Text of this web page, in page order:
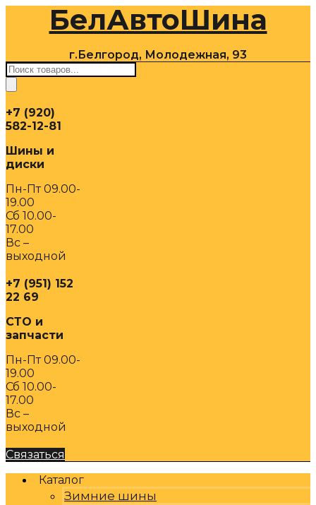
содержимомуБелАвтоШина
г.Белгород, Молодежная, 93
Поиск
товаров
+7 (920)
582-12-81
Шины и
диски
Пн-Пт 09.00-
19.00
Сб 10.00-
17.00
Вс –
выходной
+7 (951) 152
22 69
СТО и
запчасти
Пн-Пт 09.00-
19.00
Сб 10.00-
17.00
Вс –
выходной
Связаться
Каталог
Зимние шины